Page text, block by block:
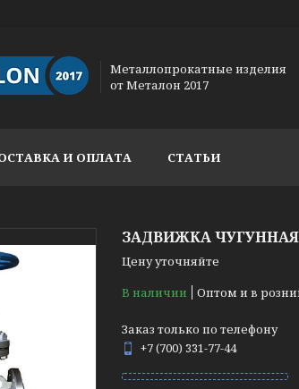
Металлопрокатные изделия
от Металон 2017
И ОПЛАТА СТАТЬИ
ЗАДВИЖКА ЧУГУННАЯ
Цену уточняйте
В наличии
Оптом и в
Заказ только по телефону
+7 (700) 331-77-44